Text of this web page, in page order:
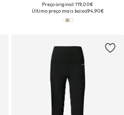
Preço original: 119,00€
Último preço mais baixo:94,90€